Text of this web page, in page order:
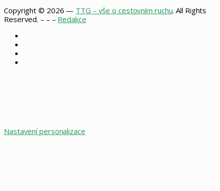
Copyright © 2026 — TTG – vše o cestovním ruchu. All Rights
Reserved. – – – Redakce
Nastavení personalizace